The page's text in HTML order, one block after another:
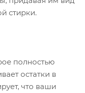
стирки.
полностью
остатки в
что ваши